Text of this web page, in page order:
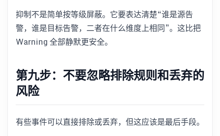
抑制不是简单按等级屏蔽。它要表达清楚“谁是源告
警，谁是目标告警，二者在什么维度上相同”。这比把
Warning 全部静默更安全。
第九步：不要忽略排除规则和丢弃的
风险
有些事件可以直接排除或丢弃，但这应该是最后手段。